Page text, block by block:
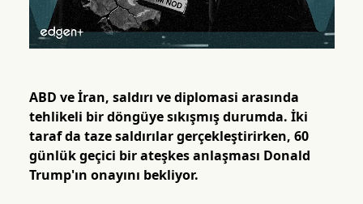
ABD ve İran, saldırı ve diplomasi arasında
tehlikeli bir döngüye sıkışmış durumda. İki
taraf da taze saldırılar gerçekleştirirken, 60
günlük geçici bir ateşkes anlaşması Donald
Trump'ın onayını bekliyor.